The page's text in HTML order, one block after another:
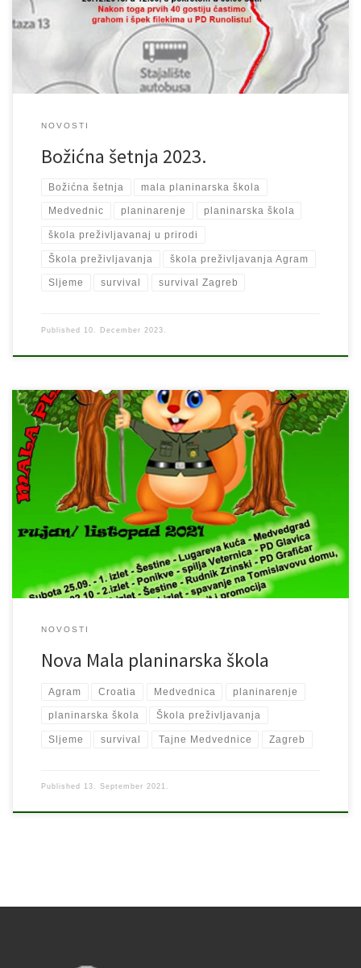
organiziranu, besplatnu Božićnu šetnju na Medvednici, od tunela
Gračansko Dolje […]
NOVOSTI
Božićna šetnja 2023.
Božićna šetnja mala planinarska škola
Medvednic planinarenje planinarska škola
škola preživljavanaj u prirodi
Škola preživljavanja škola preživljavanja Agram
Sljeme survival survival Zagreb
Published 10. December 2023.
Kako je naša Mala planinarska škola preživljavanja iz proljeća bila
odlična, a imamo puno zainteresirane djece i roditelja, evo
otvaramo još jednu školicu temeljne razine s početkom 25.09.
PRIJAVE NA E-Mail: agram-survival@gmail.com Ako pogledate na
web stranici i na Fb stranici slikice sa dosadašnjih izleta tekuće
MPŠ, vidjet ćete kako […]
NOVOSTI
Nova Mala planinarska škola
Agram Croatia Medvednica planinarenje
planinarska škola Škola preživljavanja
Sljeme survival Tajne Medvednice Zagreb
Published 13. September 2021.